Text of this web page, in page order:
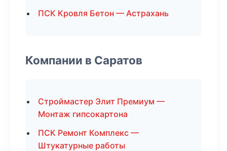
ПСК Кровля Бетон — Астрахань
Компании в Саратов
Строймастер Элит Премиум —
Монтаж гипсокартона
ПСК Ремонт Комплекс —
Штукатурные работы